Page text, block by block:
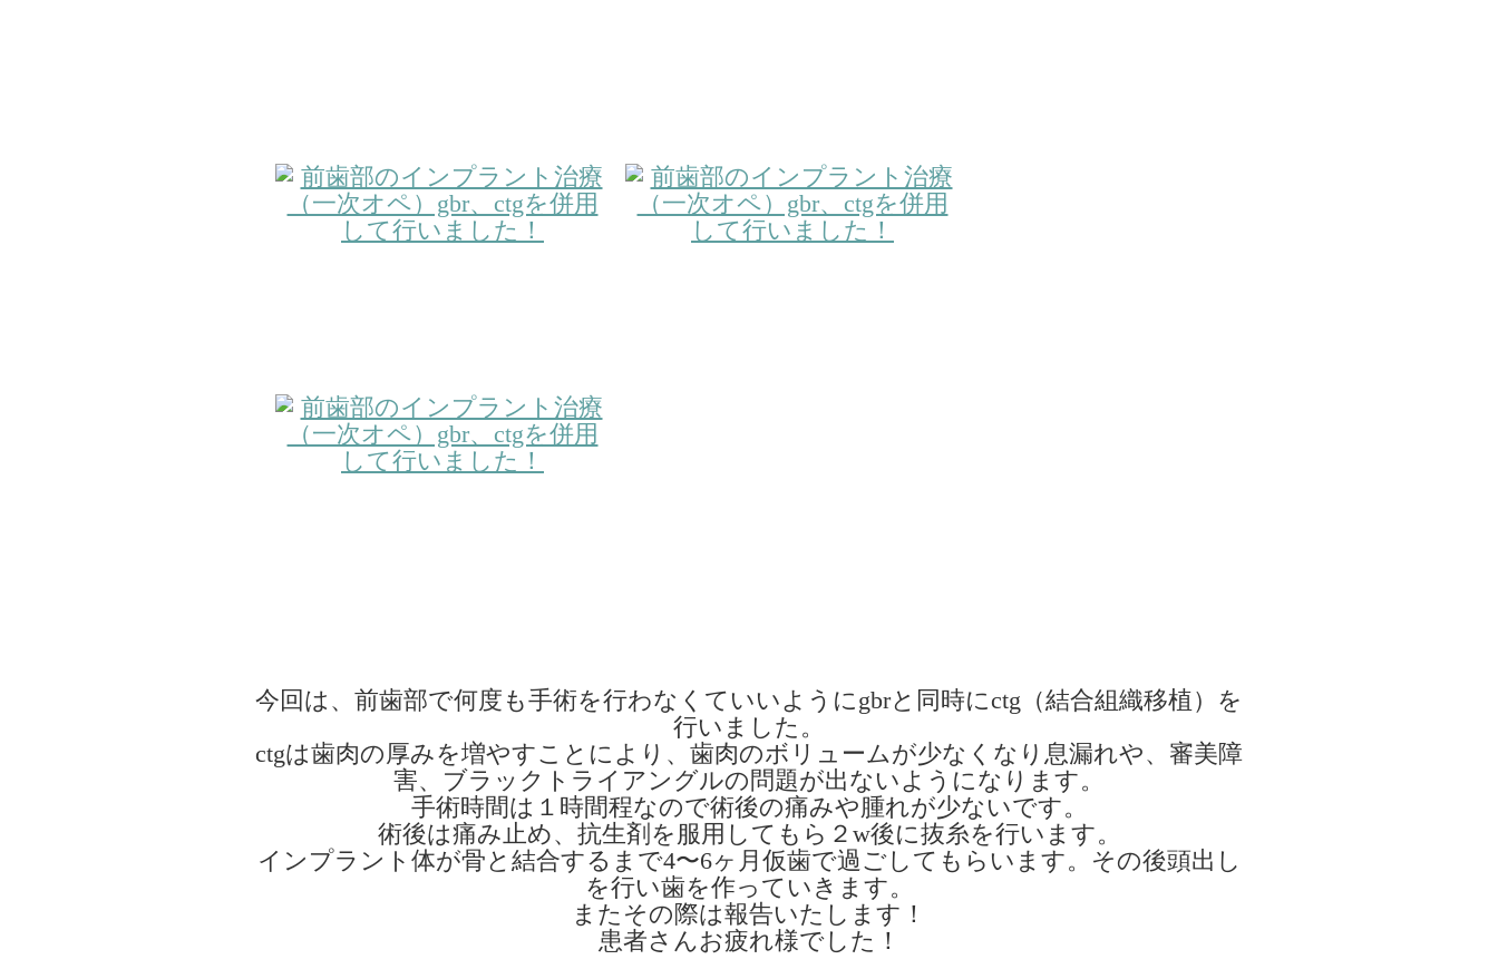
今回は、前歯部で何度も手術を行わなくていいようにgbrと同時にctg（結合組織移植）を
行いました。
ctgは歯肉の厚みを増やすことにより、歯肉のボリュームが少なくなり息漏れや、審美障
害、ブラックトライアングルの問題が出ないようになります。
手術時間は１時間程なので術後の痛みや腫れが少ないです。
術後は痛み止め、抗生剤を服用してもら２w後に抜糸を行います。
インプラント体が骨と結合するまで4〜6ヶ月仮歯で過ごしてもらいます。その後頭出し
を行い歯を作っていきます。
またその際は報告いたします！
患者さんお疲れ様でした！